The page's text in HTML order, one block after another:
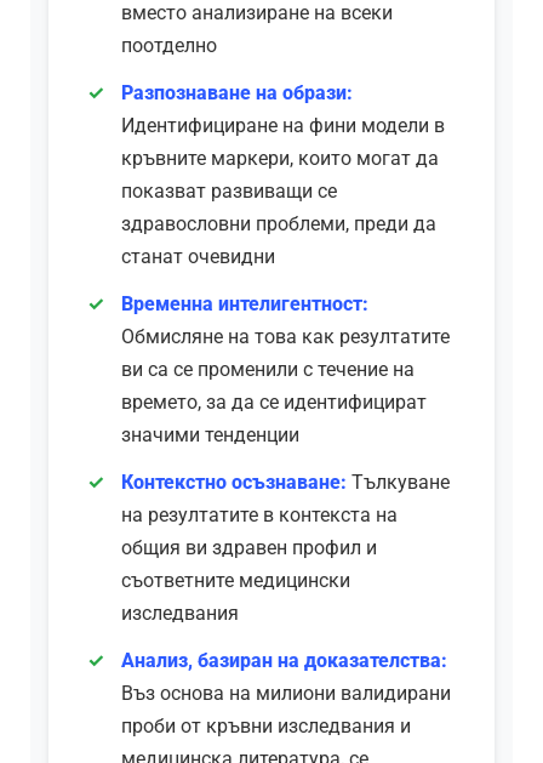
вместо анализиране на всеки
поотделно
Разпознаване на образи:
Идентифициране на фини модели в
кръвните маркери, които могат да
показват развиващи се
здравословни проблеми, преди да
станат очевидни
Временна интелигентност:
Обмисляне на това как резултатите
ви са се променили с течение на
времето, за да се идентифицират
значими тенденции
Контекстно осъзнаване: Тълкуване
на резултатите в контекста на
общия ви здравен профил и
съответните медицински
изследвания
Анализ, базиран на доказателства:
Въз основа на милиони валидирани
проби от кръвни изследвания и
медицинска литература, се